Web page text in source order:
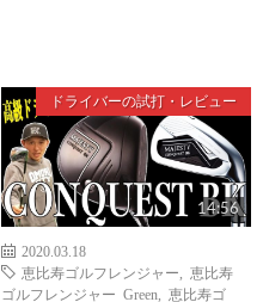
ドライバーの試打・レビュー
14:56
2020.03.18
恵比寿ゴルフレンジャー
恵比寿
ゴルフレンジャー Green
恵比寿ゴ